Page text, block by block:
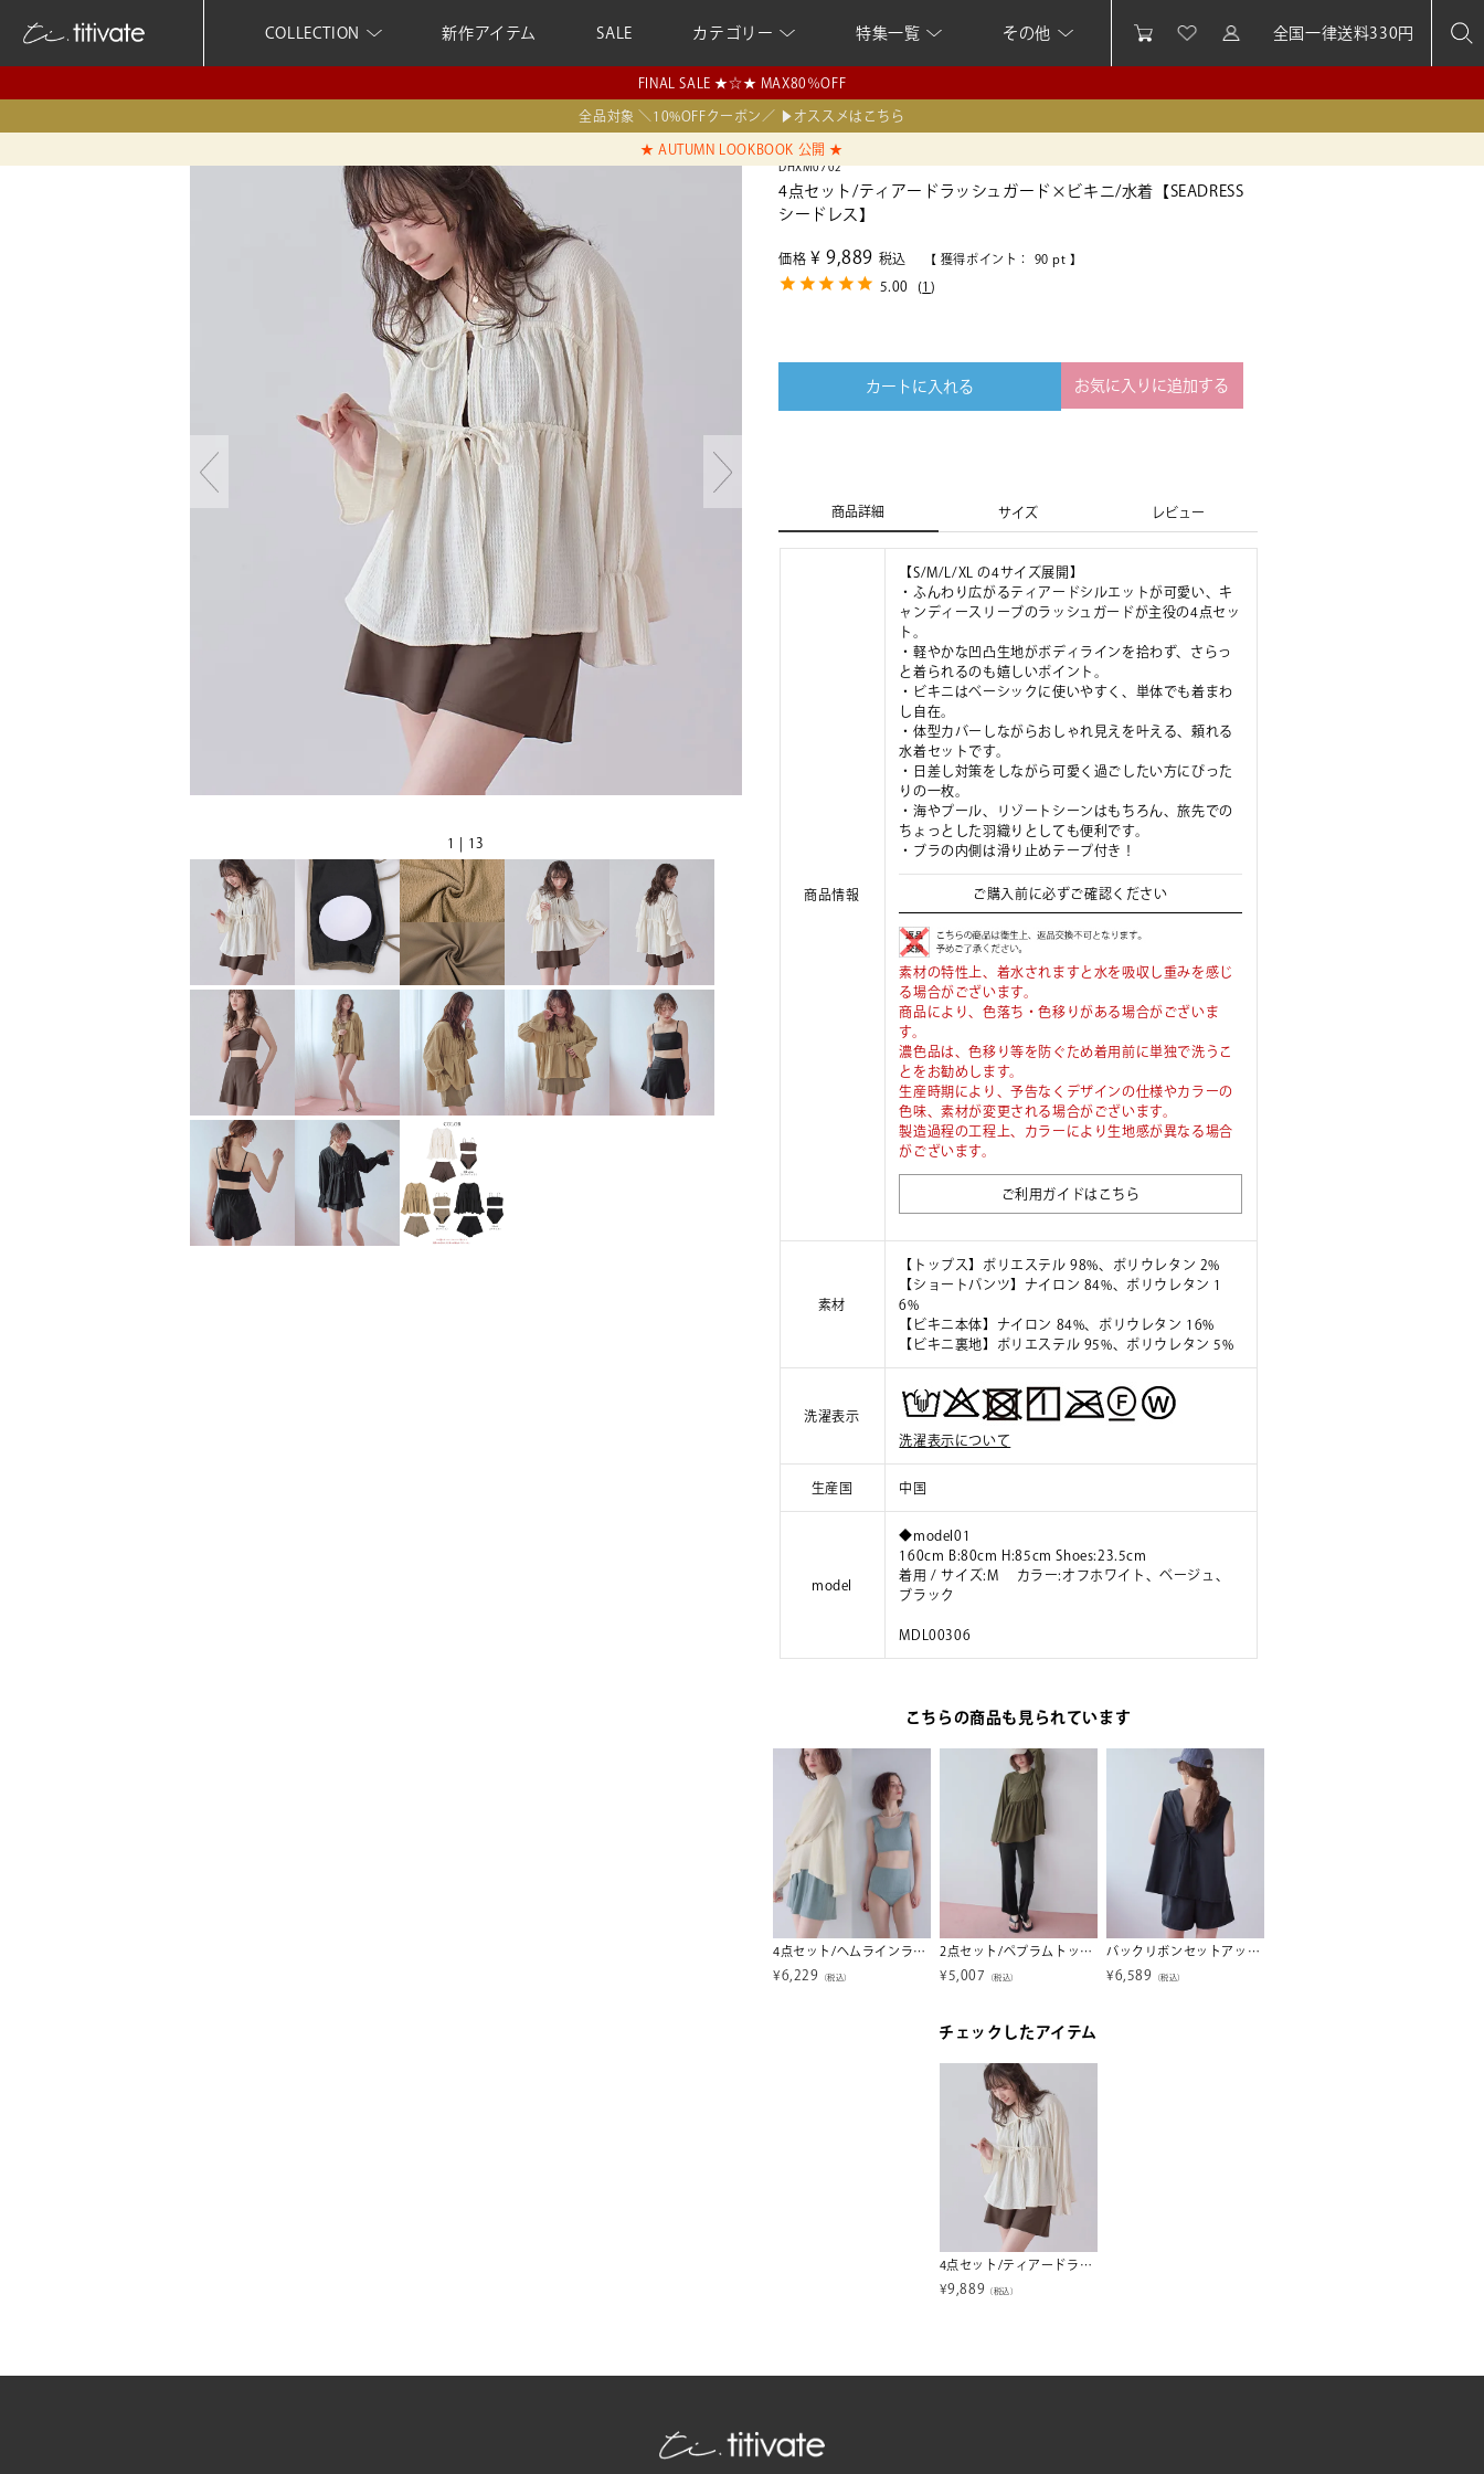
COLLECTION 新作アイテム SALE カテゴリー 特集一覧 その他 全国一律送料330円
FINAL SALE ★☆★ MAX80％OFF
全品対象 ＼10%OFFクーポン／ ▶オススメはこちら
★ AUTUMN LOOKBOOK 公開 ★
1 | 13
DHXM0702
4点セット/ティアードラッシュガード×ビキニ/水着【SEADRESS
シードレス】
価格 ¥ 9,889 税込 【 獲得ポイント： 90 pt 】
5.00 (1 )
カートに入れる お気に入りに追加する
商品詳細 サイズ レビュー
商品情報
【S/M/L/XL の4サイズ展開】
・ふんわり広がるティアードシルエットが可愛い、キ
ャンディースリーブのラッシュガードが主役の4点セッ
ト。
・軽やかな凹凸生地がボディラインを拾わず、さらっ
と着られるのも嬉しいポイント。
・ビキニはベーシックに使いやすく、単体でも着まわ
し自在。
・体型カバーしながらおしゃれ見えを叶える、頼れる
水着セットです。
・日差し対策をしながら可愛く過ごしたい方にぴった
りの一枚。
・海やプール、リゾートシーンはもちろん、旅先での
ちょっとした羽織りとしても便利です。
・ブラの内側は滑り止めテープ付き！
ご購入前に必ずご確認ください
素材の特性上、着水されますと水を吸収し重みを感じ
る場合がございます。
商品により、色落ち・色移りがある場合がございま
す。
濃色品は、色移り等を防ぐため着用前に単独で洗うこ
とをお勧めします。
生産時期により、予告なくデザインの仕様やカラーの
色味、素材が変更される場合がございます。
製造過程の工程上、カラーにより生地感が異なる場合
がございます。
ご利用ガイドはこちら
素材
【トップス】ポリエステル 98%、ポリウレタン 2%
【ショートパンツ】ナイロン 84%、ポリウレタン 1
6%
【ビキニ本体】ナイロン 84%、ポリウレタン 16%
【ビキニ裏地】ポリエステル 95%、ポリウレタン 5%
洗濯表示
洗濯表示について
生産国 中国
model
◆model01
160cm B:80cm H:85cm Shoes:23.5cm
着用 / サイズ:M カラー:オフホワイト、ベージュ、
ブラック
MDL00306
こちらの商品も見られています
4点セット/ヘムラインラッシュガード×ビキニ/水着【SEADRESS シードレス】
¥6,229 （税込）
2点セット/ペプラムトップス×フレアレギンス/ラッシュガード【SEADRESS シードレス】
¥ 5,007 （税込）
バックリボンセットアップ/水着【SEADRESS シードレス】
¥6,589 （税込）
チェックしたアイテム
4点セット/ティアードラッシュガード×ビキニ/水着【SEADRESS シードレス】
¥9,889 （税込）